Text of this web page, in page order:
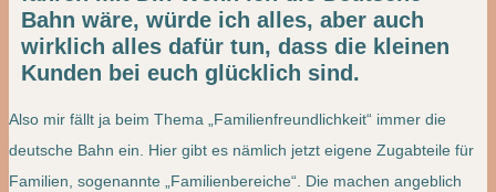
Bahn wäre, würde ich alles, aber auch
wirklich alles dafür tun, dass die kleinen
Kunden bei euch glücklich sind.
Also mir fällt ja beim Thema „Familienfreundlichkeit“ immer die
deutsche Bahn ein. Hier gibt es nämlich jetzt eigene Zugabteile für
Familien, sogenannte „Familienbereiche“. Die machen angeblich